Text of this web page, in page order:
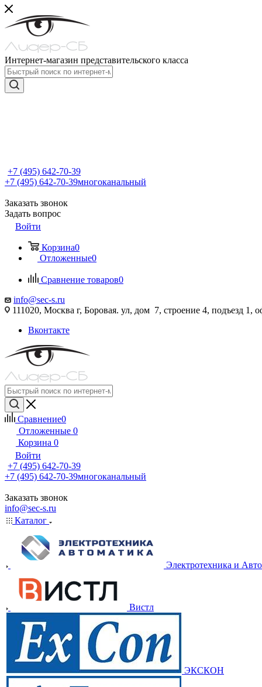
Интернет-магазин представительского класса
+7 (495) 642-70-39
+7 (495) 642-70-39многоканальный
Заказать звонок
Задать вопрос
Войти
Корзина0
Отложенные0
Сравнение товаров0
info@sec-s.ru
111020, Москва г, Боровая. ул, дом 7, строение 4, подъезд 1,
Вконтакте
Сравнение0
Отложенные 0
Корзина 0
Войти
+7 (495) 642-70-39
+7 (495) 642-70-39многоканальный
Заказать звонок
info@sec-s.ru
Каталог
Электротехника и
Вистл
ЭКСКОН